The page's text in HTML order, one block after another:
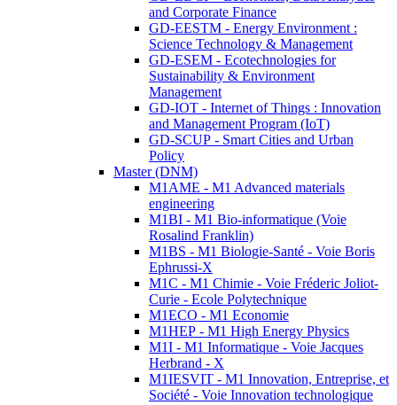
and Corporate Finance
GD-EESTM - Energy Environment :
Science Technology & Management
GD-ESEM - Ecotechnologies for
Sustainability & Environment
Management
GD-IOT - Internet of Things : Innovation
and Management Program (IoT)
GD-SCUP - Smart Cities and Urban
Policy
Master (DNM)
M1AME - M1 Advanced materials
engineering
M1BI - M1 Bio-informatique (Voie
Rosalind Franklin)
M1BS - M1 Biologie-Santé - Voie Boris
Ephrussi-X
M1C - M1 Chimie - Voie Fréderic Joliot-
Curie - Ecole Polytechnique
M1ECO - M1 Economie
M1HEP - M1 High Energy Physics
M1I - M1 Informatique - Voie Jacques
Herbrand - X
M1IESVIT - M1 Innovation, Entreprise, et
Société - Voie Innovation technologique